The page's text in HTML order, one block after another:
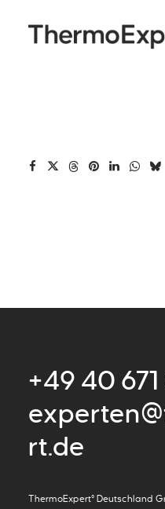
+49 40
rt.de
ThermoExpert° Deutschland